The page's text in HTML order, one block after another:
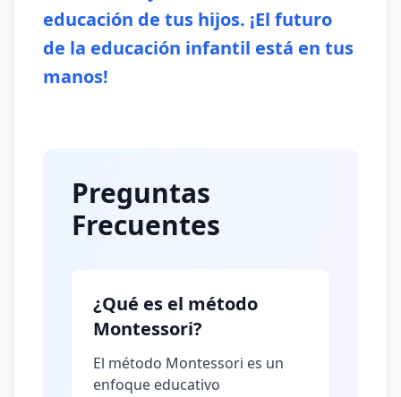
educación de tus hijos. ¡El futuro
de la educación infantil está en tus
manos!
Preguntas
Frecuentes
¿Qué es el método
Montessori?
El método Montessori es un
enfoque educativo